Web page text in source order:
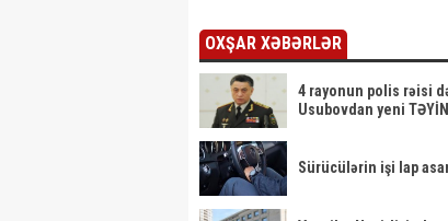
OXŞAR XƏBƏRLƏR
4 rayonun polis rəisi
Usubovdan yeni
Sürücülərin işi lap